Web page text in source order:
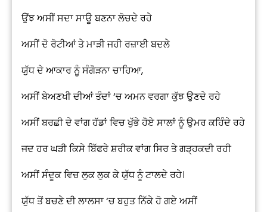
ਉਂਝ ਅਸੀਂ ਸਦਾ ਸਾਊ ਬਣਨਾ ਲੋਚਦੇ ਰਹੇ
ਅਸੀਂ ਦੋ ਰੋਟੀਆਂ ਤੇ ਮਾੜੀ ਜਹੀ ਰਜ਼ਾਈ ਬਦਲੇ
ਯੁੱਧ ਦੇ ਆਕਾਰ ਨੂੰ ਸੰਗੋੜਨਾ ਚਾਹਿਆ,
ਅਸੀਂ ਬੇਅਣਖੀ ਦੀਆਂ ਤੰਦਾਂ ‘ਚ ਅਮਨ ਵਰਗਾ ਕੁੱਝ ਉਣਦੇ ਰਹੇ
ਅਸੀਂ ਬਰਛੀ ਦੇ ਵਾਂਗ ਹੱਡਾਂ ਵਿਚ ਖੁੱਭੇ ਹੋਏ ਸਾਲਾਂ ਨੂੰ ਉਮਰ ਕਹਿੰਦੇ ਰਹੇ
ਜਦ ਹਰ ਘੜੀ ਕਿਸੇ ਬਿੱਫਰੇ ਸ਼ਰੀਕ ਵਾਂਗ ਸਿਰ ਤੇ ਗੜ੍ਹਕਦੀ ਰਹੀ
ਅਸੀਂ ਸੰਦੂਕ ਵਿਚ ਲੁਕ ਲੁਕ ਕੇ ਯੁੱਧ ਨੂੰ ਟਾਲਦੇ ਰਹੇ।
ਯੁੱਧ ਤੋਂ ਬਚਣੇ ਦੀ ਲਾਲਸਾ ‘ਚ ਬਹੁਤ ਨਿੱਕੇ ਹੋ ਗਏ ਅਸੀਂ